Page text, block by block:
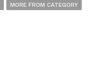
MORE FROM CATEGORY